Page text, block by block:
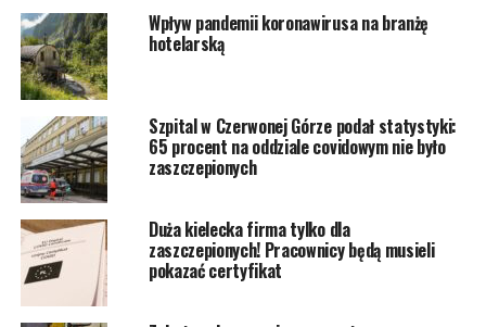
Wpływ pandemii koronawirusa na branżę
hotelarską
Szpital w Czerwonej Górze podał statystyki:
65 procent na oddziale covidowym nie było
zaszczepionych
Duża kielecka firma tylko dla
zaszczepionych! Pracownicy będą musieli
pokazać certyfikat